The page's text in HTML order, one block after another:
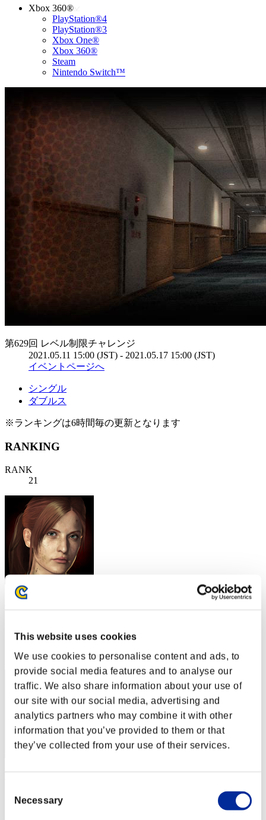
This website uses cookies
We use cookies to personalise content and ads, to
provide social media features and to analyse our
traffic. We also share information about your use of
our site with our social media, advertising and
analytics partners who may combine it with other
information that you’ve provided to them or that
they’ve collected from your use of their services.
Selection
Necessary
Xbox 360®
PlayStation®4
PlayStation®3
Xbox One®
Xbox 360®
Steam
Nintendo Switch™
第629回 レベル制限チャレンジ
2021.05.11 15:00 (JST) - 2021.05.17 15:00 (JST)
イベントページへ
シングル
ダブルス
※ランキングは6時間毎の更新となります
RANKING
RANK
21
Snow
RANK
22
Mixter
スコア:Lv:33/10'04"32